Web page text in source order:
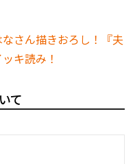
さん描きおろし！『夫
キ読み！
て